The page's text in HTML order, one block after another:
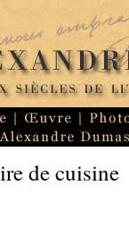
de cuisine